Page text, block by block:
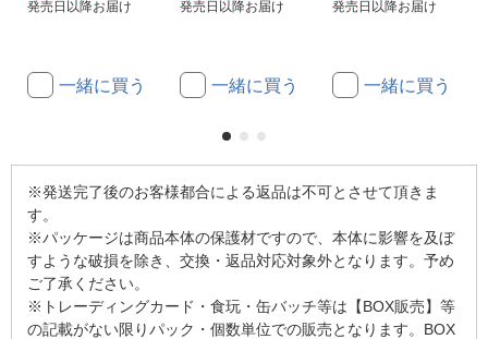
発売日以降お届け
一緒に買う
発売日以降お届け
一緒に買う
発売日以降お届け
一緒に買う
※発送完了後のお客様都合による返品は不可とさせて頂きま
す。
※パッケージは商品本体の保護材ですので、本体に影響を及ぼ
すような破損を除き、交換・返品対応対象外となります。予め
ご了承ください。
※トレーディングカード・食玩・缶バッチ等は【BOX販売】等
の記載がない限りパック・個数単位での販売となります。BOX